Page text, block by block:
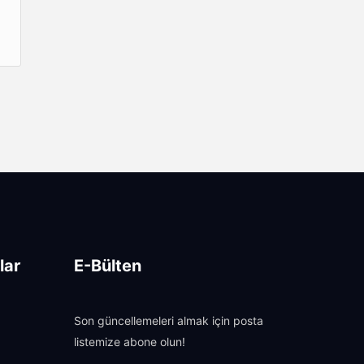
E-Bülten
Son güncellemeleri almak için posta
listemize abone olun!